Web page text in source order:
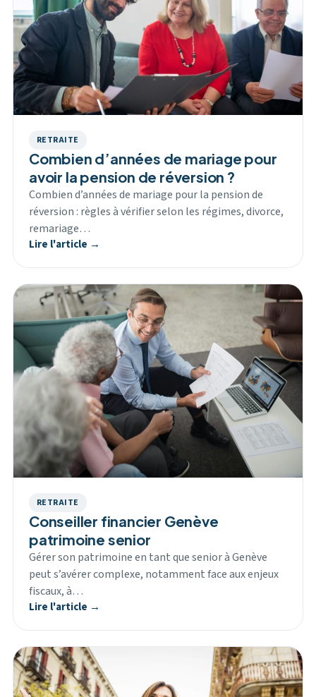
RETRAITE
Combien d’années de mariage pour
avoir la pension de réversion ?
Combien d’années de mariage pour la pension de
réversion : règles à vérifier selon les régimes, divorce,
remariage…
Lire l'article →
RETRAITE
Conseiller financier Genève
patrimoine senior
Gérer son patrimoine en tant que senior à Genève
peut s’avérer complexe, notamment face aux enjeux
fiscaux, à…
Lire l'article →